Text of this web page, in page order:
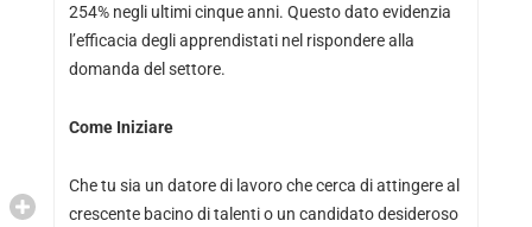
254% negli ultimi cinque anni. Questo dato evidenzia
l’efficacia degli apprendistati nel rispondere alla
domanda del settore.
Come Iniziare
Che tu sia un datore di lavoro che cerca di attingere al
crescente bacino di talenti o un candidato desideroso